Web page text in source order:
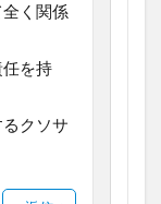
く関係
を持
クソサ